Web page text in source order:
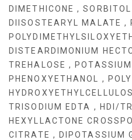
DIMETHICONE ,
DIISOSTEARYL MALATE ,
DISTEARDIMONIUM
TREHALOSE ,
PHENOXYETHANOL ,
TRISODIUM EDTA , HDI/
HEXYLLACTONE
CITRATE , DIPOTASSIUM